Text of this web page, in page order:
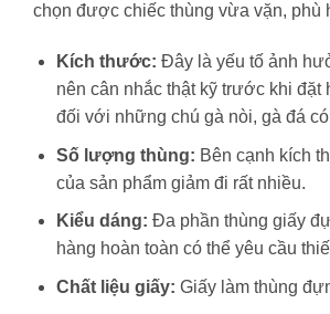
chọn được chiếc thùng vừa vặn, phù
Kích thước: Đây là yếu tố ảnh
nên cân nhắc thật kỹ trước khi
đối với những chú gà nòi, gà đá
Số lượng thùng: Bên cạnh kích
của sản phẩm giảm đi rất nhiều.
Kiểu dáng: Đa phần thùng giấy
hàng hoàn toàn có thể yêu cầu
Chất liệu giấy: Giấy làm thùng